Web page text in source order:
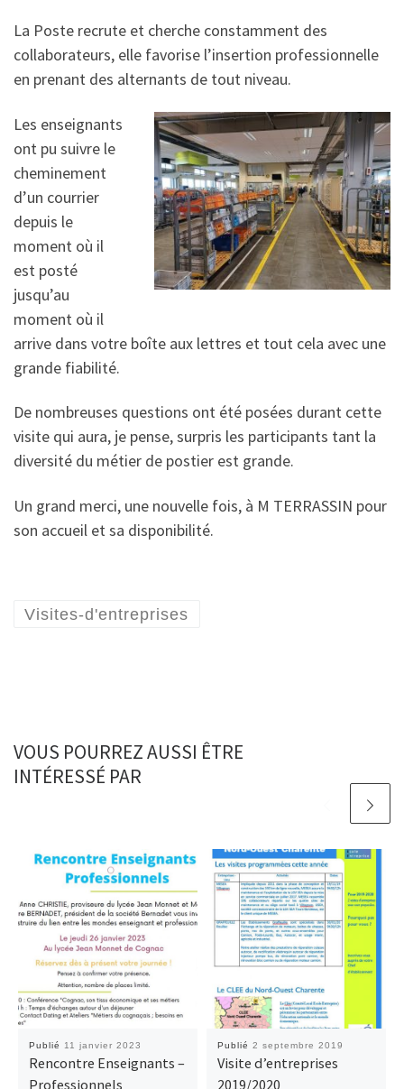
La Poste recrute et cherche constamment des
collaborateurs, elle favorise l’insertion professionnelle
en prenant des alternants de tout niveau.
Les enseignants
ont pu suivre le
cheminement
d’un courrier
depuis le
moment où il
est posté
jusqu’au
moment où il
arrive dans votre boîte aux lettres et tout cela avec une
grande fiabilité.
De nombreuses questions ont été posées durant cette
visite qui aura, je pense, surpris les participants tant la
diversité du métier de postier est grande.
Un grand merci, une nouvelle fois, à M TERRASSIN pour
son accueil et sa disponibilité.
Visites-d'entreprises
VOUS POURREZ AUSSI ÊTRE
INTÉRESSÉ PAR
Publié 11 janvier 2023
Rencontre Enseignants –
Professionnels
Publié 2 septembre 2019
Visite d’entreprises
2019/2020